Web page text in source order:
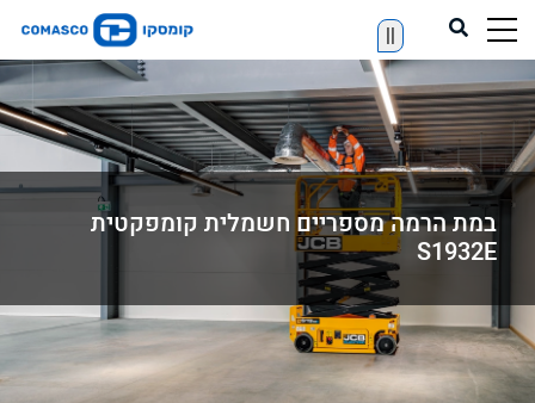
||
במת הרמה מספריים חשמלית קומפקטית
S1932E